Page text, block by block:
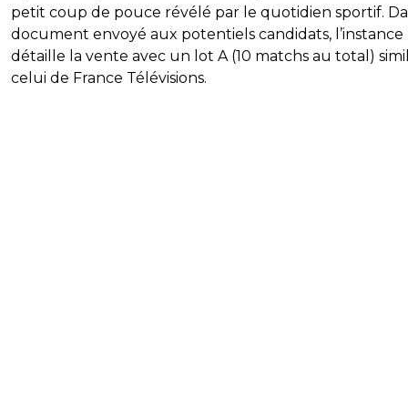
petit coup de pouce révélé par le quotidien sportif.
document envoyé aux potentiels candidats, l’instance
détaille la vente avec un lot A (10 matchs au total)
celui de France Télévisions.